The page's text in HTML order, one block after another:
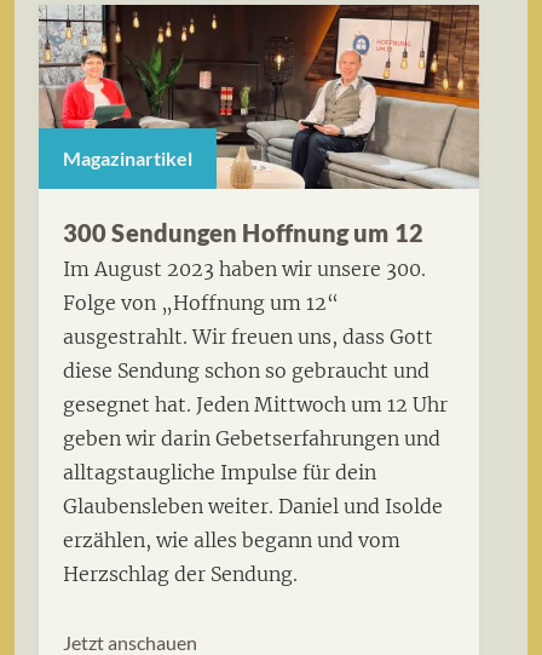
Magazinartikel
300 Sendungen Hoffnung um 12
Im August 2023 haben wir unsere 300.
Folge von „Hoffnung um 12“
ausgestrahlt. Wir freuen uns, dass Gott
diese Sendung schon so gebraucht und
gesegnet hat. Jeden Mittwoch um 12 Uhr
geben wir darin Gebetserfahrungen und
alltagstaugliche Impulse für dein
Glaubensleben weiter. Daniel und Isolde
erzählen, wie alles begann und vom
Herzschlag der Sendung.
Jetzt anschauen